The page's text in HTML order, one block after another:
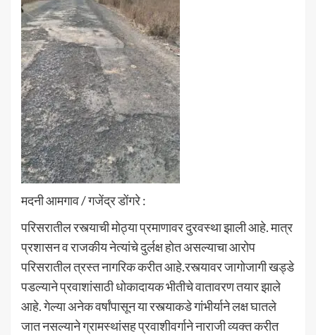
मदनी आमगाव / गजेंद्र डोंगरे :
परिसरातील रस्त्याची मोठ्या प्रमाणावर दुरवस्था झाली आहे. मात्र
प्रशासन व राजकीय नेत्यांचे दुर्लक्ष होत असल्याचा आरोप
परिसरातील त्रस्त नागरिक करीत आहे.रस्त्यावर जागोजागी खड्डे
पडल्याने प्रवाशांसाठी धोकादायक भीतीचे वातावरण तयार झाले
आहे. गेल्या अनेक वर्षांपासून या रस्त्याकडे गांभीर्याने लक्ष घातले
जात नसल्याने ग्रामस्थांसह प्रवाशीवर्गाने नाराजी व्यक्त करीत